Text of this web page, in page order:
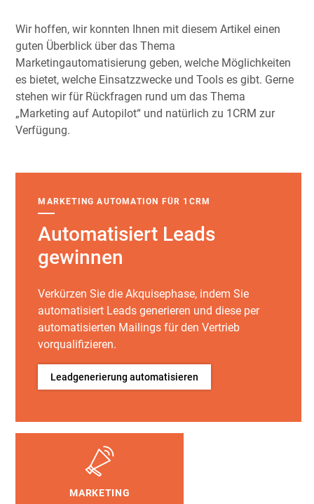
Wir hoffen, wir konnten Ihnen mit diesem Artikel einen
guten Überblick über das Thema
Marketingautomatisierung geben, welche Möglichkeiten
es bietet, welche Einsatzzwecke und Tools es gibt. Gerne
stehen wir für Rückfragen rund um das Thema
„Marketing auf Autopilot“ und natürlich zu 1CRM zur
Verfügung.
MARKETING AUTOMATION FÜR 1CRM
Automatisiert Leads
gewinnen
Verkürzen Sie die Akquisephase, indem Sie
automatisiert Leads generieren und diese per
automatisierten Mailings für den Vertrieb
vorqualifizieren.
Leadgenerierung automatisieren
MARKETING